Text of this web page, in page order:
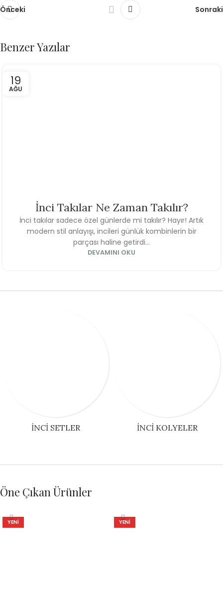
Önceki Sonraki
Benzer Yazılar
19
AĞU
İnci Takılar Ne Zaman Takılır?
İnci takılar sadece özel günlerde mi takılır? Hayır! Artık
modern stil anlayışı, incileri günlük kombinlerin bir
parçası haline getirdi...
DEVAMINI OKU
İNCI SETLER İNCI KOLYELER
Öne Çıkan Ürünler
YENI YENI